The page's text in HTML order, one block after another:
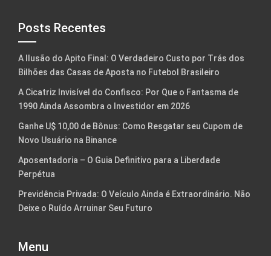
Posts Recentes
A Ilusão do Apito Final: O Verdadeiro Custo por Trás dos
Bilhões das Casas de Aposta no Futebol Brasileiro
A Cicatriz Invisível do Confisco: Por Que o Fantasma de
1990 Ainda Assombra o Investidor em 2026
Ganhe U$ 10,00 de Bônus: Como Resgatar seu Cupom de
Novo Usuário na Binance
Aposentadoria – O Guia Definitivo para a Liberdade
Perpétua
Previdência Privada: O Veículo Ainda é Extraordinário. Não
Deixe o Ruído Arruinar Seu Futuro
Menu